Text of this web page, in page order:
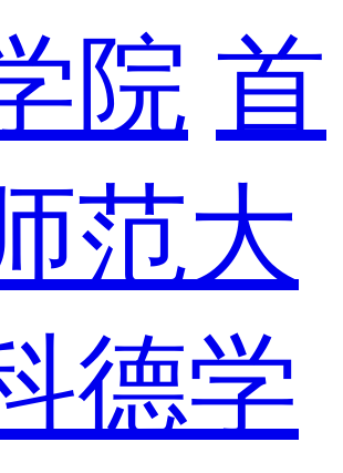
院 首
范大
德学